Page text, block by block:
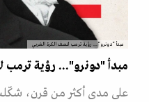
مبدأ "دونرو"... رؤية ترمب لنصف الكرة الغربي
مبدأ "دونرو"... رؤية ترمب
على مدى أكثر من قرن، شكّلت